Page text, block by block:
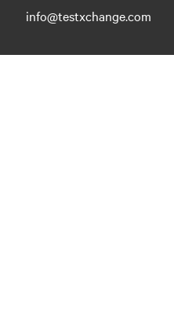
info@testxchange.com